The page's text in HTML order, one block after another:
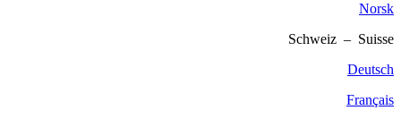
Norsk
Schweiz – Suisse
Deutsch
Français